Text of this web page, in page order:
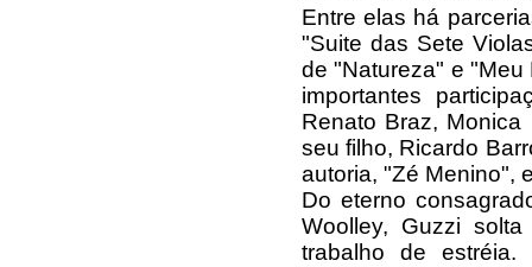
Entre elas há
"Suite das Sete
de "Natureza" e "Meu
importantes
Renato Braz,
seu filho, Ricardo
autoria, "Zé Menino",
Do eterno
Woolley, Guzzi
trabalho de estréia.